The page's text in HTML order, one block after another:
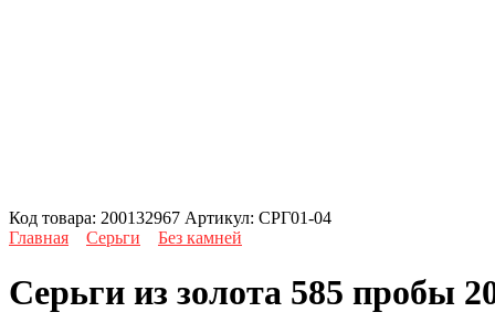
Код товара: 200132967 Артикул: СРГ01-04
Главная
Серьги Без камней
Серьги из золота 585 пробы